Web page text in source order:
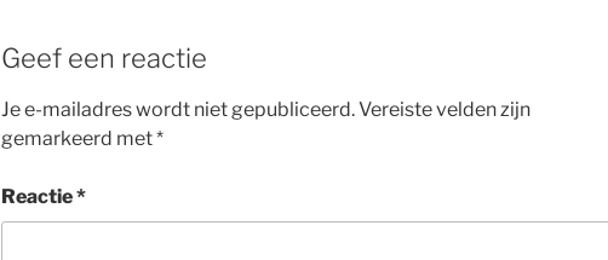
Geef een reactie
Je e-mailadres wordt niet gepubliceerd.Vereiste velden zijn
gemarkeerd met*
Reactie*